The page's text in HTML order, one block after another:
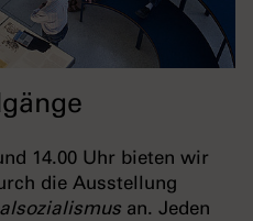
14.00 Uhr bieten wir
die Ausstellung
an. Jeden